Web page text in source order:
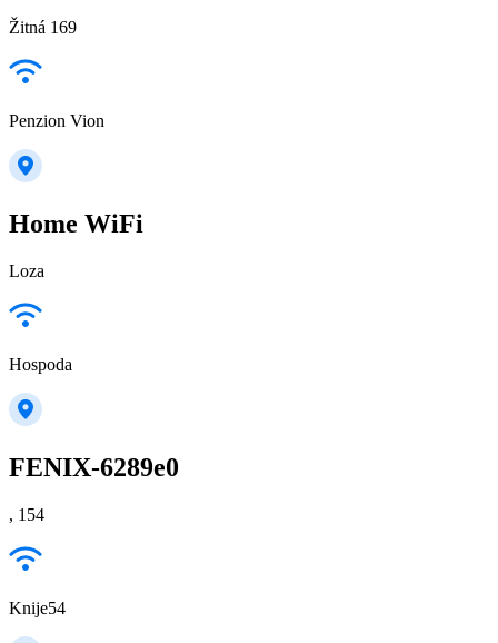
Žitná 169
Penzion Vion
Home WiFi
Loza
Hospoda
FENIX-6289e0
, 154
Knije54